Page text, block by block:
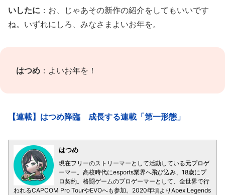
いしたに ：お、じゃあその新作の紹介をしてもいいです
ね。いずれにしろ、みなさまよいお年を。
はつめ ：よいお年を！
【連載】はつめ降臨 成長する連載「第一形態」
はつめ
現在フリーのストリーマーとして活動している元プロゲ
ーマー。高校時代にesports業界へ飛び込み、18歳にプ
ロ契約。格闘ゲームのプロゲーマーとして、全世界で行
われるCAPCOM Pro TourやEVOへも参加。2020年頃よりApex Legends